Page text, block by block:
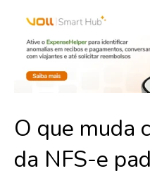
O que muda
da NFS-e